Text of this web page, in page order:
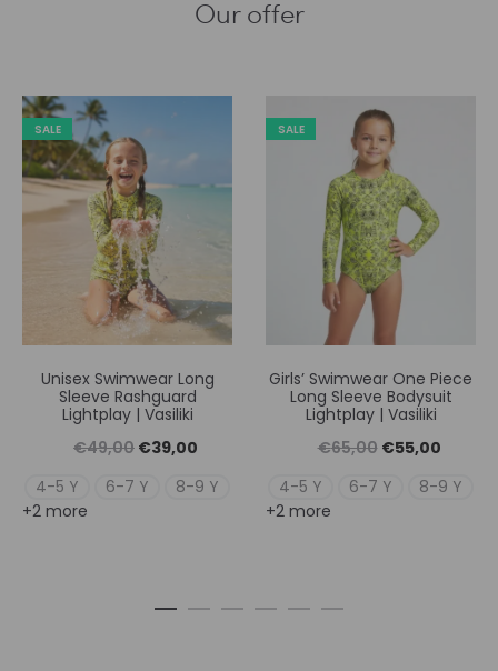
Our offer
SALE
Unisex Swimwear Long
Sleeve Rashguard
Lightplay | Vasiliki
€49,00 Original
price
€39,00
τρέχουσα
4-5 Y 6-7 Y
8-9 Y
+2 more
SALE
Girls’ Swimwear One Piece
Long Sleeve Bodysuit
Lightplay | Vasiliki
€65,00 Original
price
€55,00Η
4-5 Y 6-7 Y
8-9 Y
+2 more